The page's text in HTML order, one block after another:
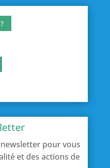
pour vous
et des actions de